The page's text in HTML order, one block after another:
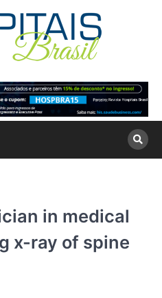
in medical
x-ray of spine